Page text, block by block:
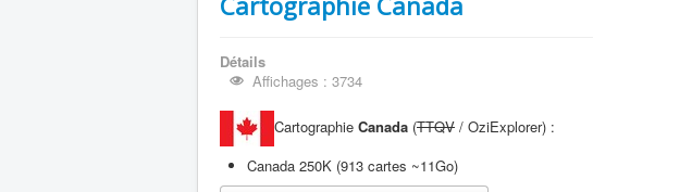
Détails
Affichages : 3734
Cartographie Canada (TTQV / OziExplorer) :
Canada 250K (913 cartes ~11Go)